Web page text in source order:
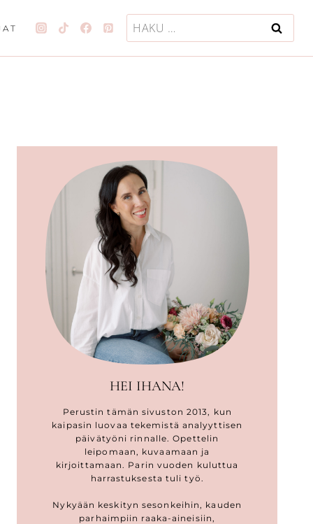
Haku:
HEI IHANA!
Perustin tämän sivuston 2013, kun
kaipasin luovaa tekemistä analyyttisen
päivätyöni rinnalle. Opettelin
leipomaan, kuvaamaan ja
kirjoittamaan. Parin vuoden kuluttua
harrastuksesta tuli työ.
Nykyään keskityn sesonkeihin, kauden
parhaimpiin raaka-aineisiin,